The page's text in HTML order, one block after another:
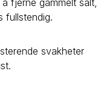
fjerne gammelt salt,
fullstendig.
svakheter